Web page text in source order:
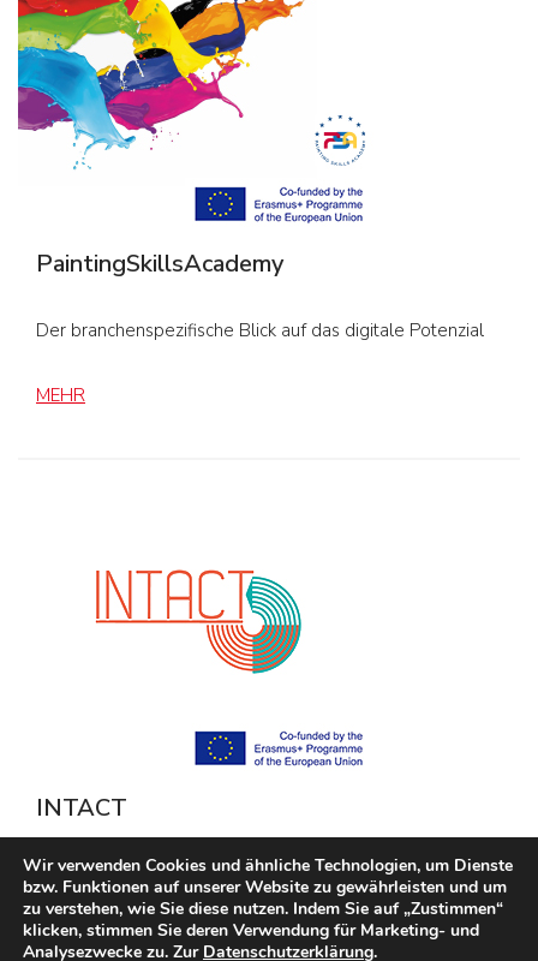
PaintingSkillsAcademy
Der branchenspezifische Blick auf das digitale Potenzial
MEHR
INTACT
Integration of newly arrived migrants by means of
competency assessment and high-quality further vocational
training (INTACT)
Wir verwenden Cookies und ähnliche Technologien, um Dienste
bzw. Funktionen auf unserer Website zu gewährleisten und um
zu verstehen, wie Sie diese nutzen. Indem Sie auf „Zustimmen“
klicken, stimmen Sie deren Verwendung für Marketing- und
Analysezwecke zu. Zur Datenschutzerklärung.